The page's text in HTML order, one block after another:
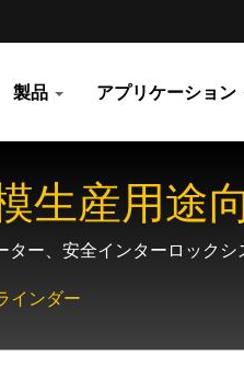
製品 アプリケーション
生産用途
ー、安全インターロック
インダー